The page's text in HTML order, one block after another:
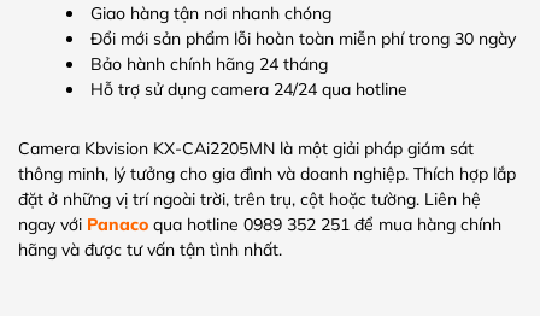
Giao hàng tận nơi nhanh chóng
Đổi mới sản phẩm lỗi hoàn toàn miễn phí trong 30 ngày
Bảo hành chính hãng 24 tháng
Hỗ trợ sử dụng camera 24/24 qua hotline
Camera Kbvision KX-CAi2205MN là một giải pháp giám sát
thông minh, lý tưởng cho gia đình và doanh nghiệp. Thích hợp lắp
đặt ở những vị trí ngoài trời, trên trụ, cột hoặc tường. Liên hệ
ngay với Panaco qua hotline 0989 352 251 để mua hàng chính
hãng và được tư vấn tận tình nhất.